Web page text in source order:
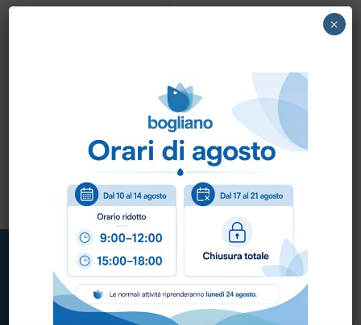
DISCO ELICA
diam.430 KLINDEX
art.60117
×